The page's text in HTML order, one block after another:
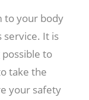
to your body
service. It is
to
take the
your safety